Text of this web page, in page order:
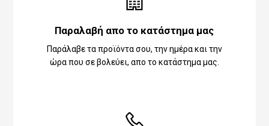
Παραλαβή απο το κατάστημα μας
Παράλαβε τα προϊόντα σου, την ημέρα και την
ώρα που σε βολεύει, απο το κατάστημα μας.